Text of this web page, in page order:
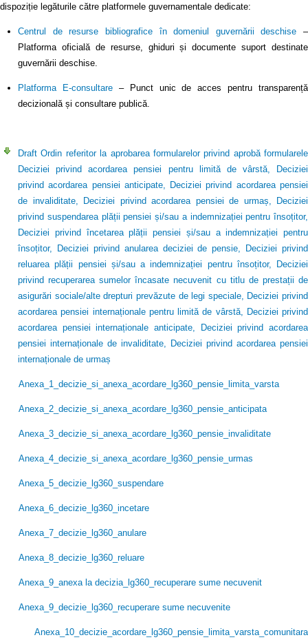
dispoziție legăturile către platformele guvernamentale dedicate:
Centrul de resurse bibliografice în domeniul guvernării deschise –
Platforma oficială de resurse, ghiduri și documente suport destinate
guvernării deschise.
Platforma E-consultare– Punct unic de acces pentru transparență
decizională și consultare publică.
Draft Ordin referitor la aprobarea formularelor privind aprobă formularele
Deciziei privind acordarea pensiei pentru limită de vârstă, Deciziei
privind acordarea pensiei anticipate, Deciziei privind acordarea pensiei
de invaliditate, Deciziei privind acordarea pensiei de urmaș, Deciziei
privind suspendarea plății pensiei și/sau a indemnizației pentru însoțitor,
Deciziei privind încetarea plății pensiei și/sau a indemnizației pentru
însoțitor, Deciziei privind anularea deciziei de pensie, Deciziei privind
reluarea plății pensiei și/sau a indemnizației pentru însoțitor, Deciziei
privind recuperarea sumelor încasate necuvenit cu titlu de prestații de
asigurări sociale/alte drepturi prevăzute de legi speciale, Deciziei privind
acordarea pensiei internaționale pentru limită de vârstă, Deciziei privind
acordarea pensiei internaționale anticipate, Deciziei privind acordarea
pensiei internaționale de invaliditate, Deciziei privind acordarea pensiei
internaționale de urmaș
Anexa_1_decizie_si_anexa_acordare_lg360_pensie_limita_varsta
Anexa_2_decizie_si_anexa_acordare_lg360_pensie_anticipata
Anexa_3_decizie_si_anexa_acordare_lg360_pensie_invaliditate
Anexa_4_decizie_si_anexa_acordare_lg360_pensie_urmas
Anexa_5_decizie_lg360_suspendare
Anexa_6_decizie_lg360_incetare
Anexa_7_decizie_lg360_anulare
Anexa_8_decizie_lg360_reluare
Anexa_9_anexa la decizia_lg360_recuperare sume necuvenit
Anexa_9_decizie_lg360_recuperare sume necuvenite
Anexa_10_decizie_acordare_lg360_pensie_limita_varsta_comunitara